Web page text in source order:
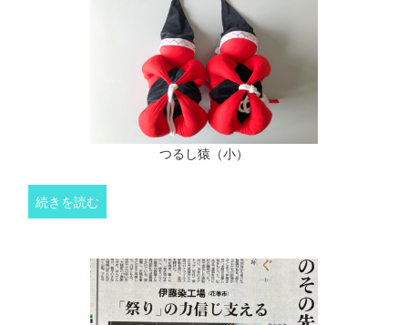
つるし猿（小）
続きを読む